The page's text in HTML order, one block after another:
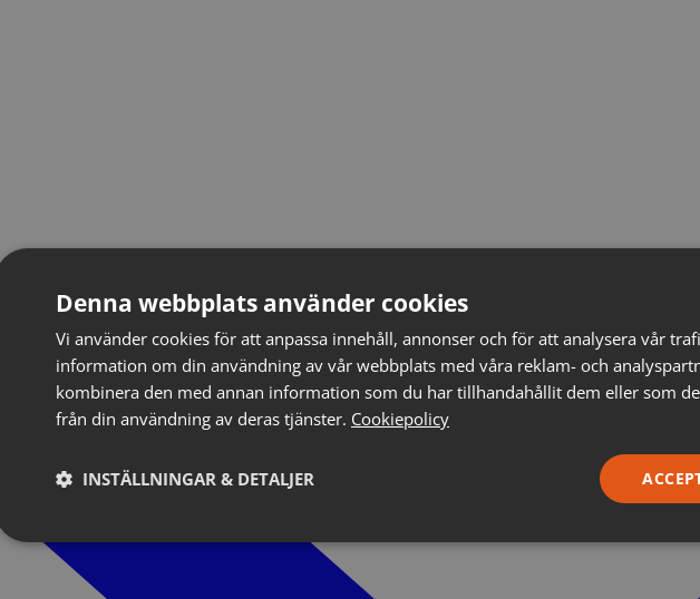
Denna webbplats använder cookies
Vi använder cookies för att anpassa innehåll, annonser och för att analysera vår
information om din användning av vår webbplats med våra reklam- och
kombinera den med annan information som du har tillhandahållit dem eller som
från din användning av deras tjänster. Cookiepolicy
INSTÄLLNINGAR & DETALJER